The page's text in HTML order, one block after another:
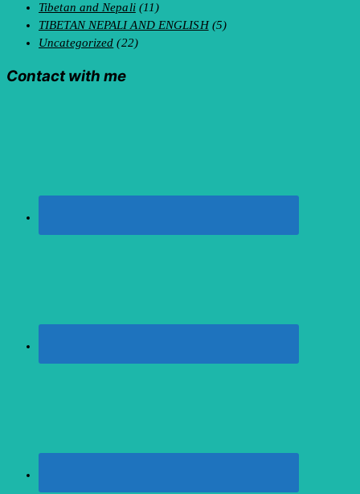
Tibetan and Nepali(11)
TIBETAN NEPALI AND ENGLISH(5)
Uncategorized (22)
Contact with me